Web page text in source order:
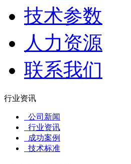
技术参数
人力资源
联系我们
行业资讯
公司新闻
行业资讯
成功案例
技术标准